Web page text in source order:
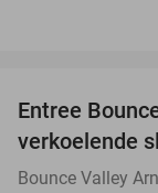
Entree
verkoelende
Bounce Valley